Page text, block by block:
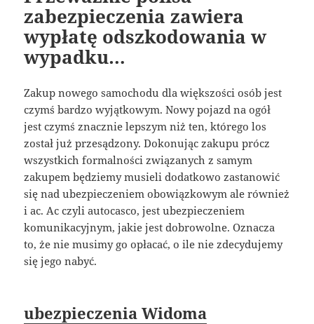
zabezpieczenia zawiera
wypłatę odszkodowania w
wypadku…
Zakup nowego samochodu dla większości osób jest
czymś bardzo wyjątkowym. Nowy pojazd na ogół
jest czymś znacznie lepszym niż ten, którego los
został już przesądzony. Dokonując zakupu prócz
wszystkich formalności związanych z samym
zakupem będziemy musieli dodatkowo zastanowić
się nad ubezpieczeniem obowiązkowym ale również
i ac. Ac czyli autocasco, jest ubezpieczeniem
komunikacyjnym, jakie jest dobrowolne. Oznacza
to, że nie musimy go opłacać, o ile nie zdecydujemy
się jego nabyć.
ubezpieczenia Widoma